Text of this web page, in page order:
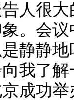
人很
。会
静静
我了
成功